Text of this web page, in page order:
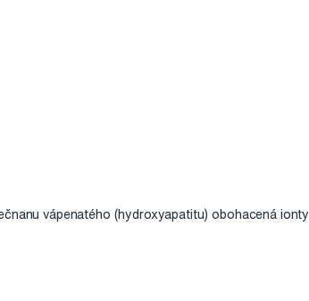
vápenatého (hydroxyapatitu) obohacená ionty